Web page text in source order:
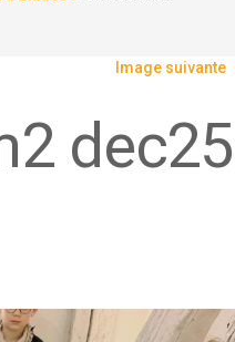
Image suivante
dec25